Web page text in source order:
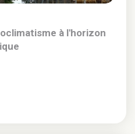
à l'horizon